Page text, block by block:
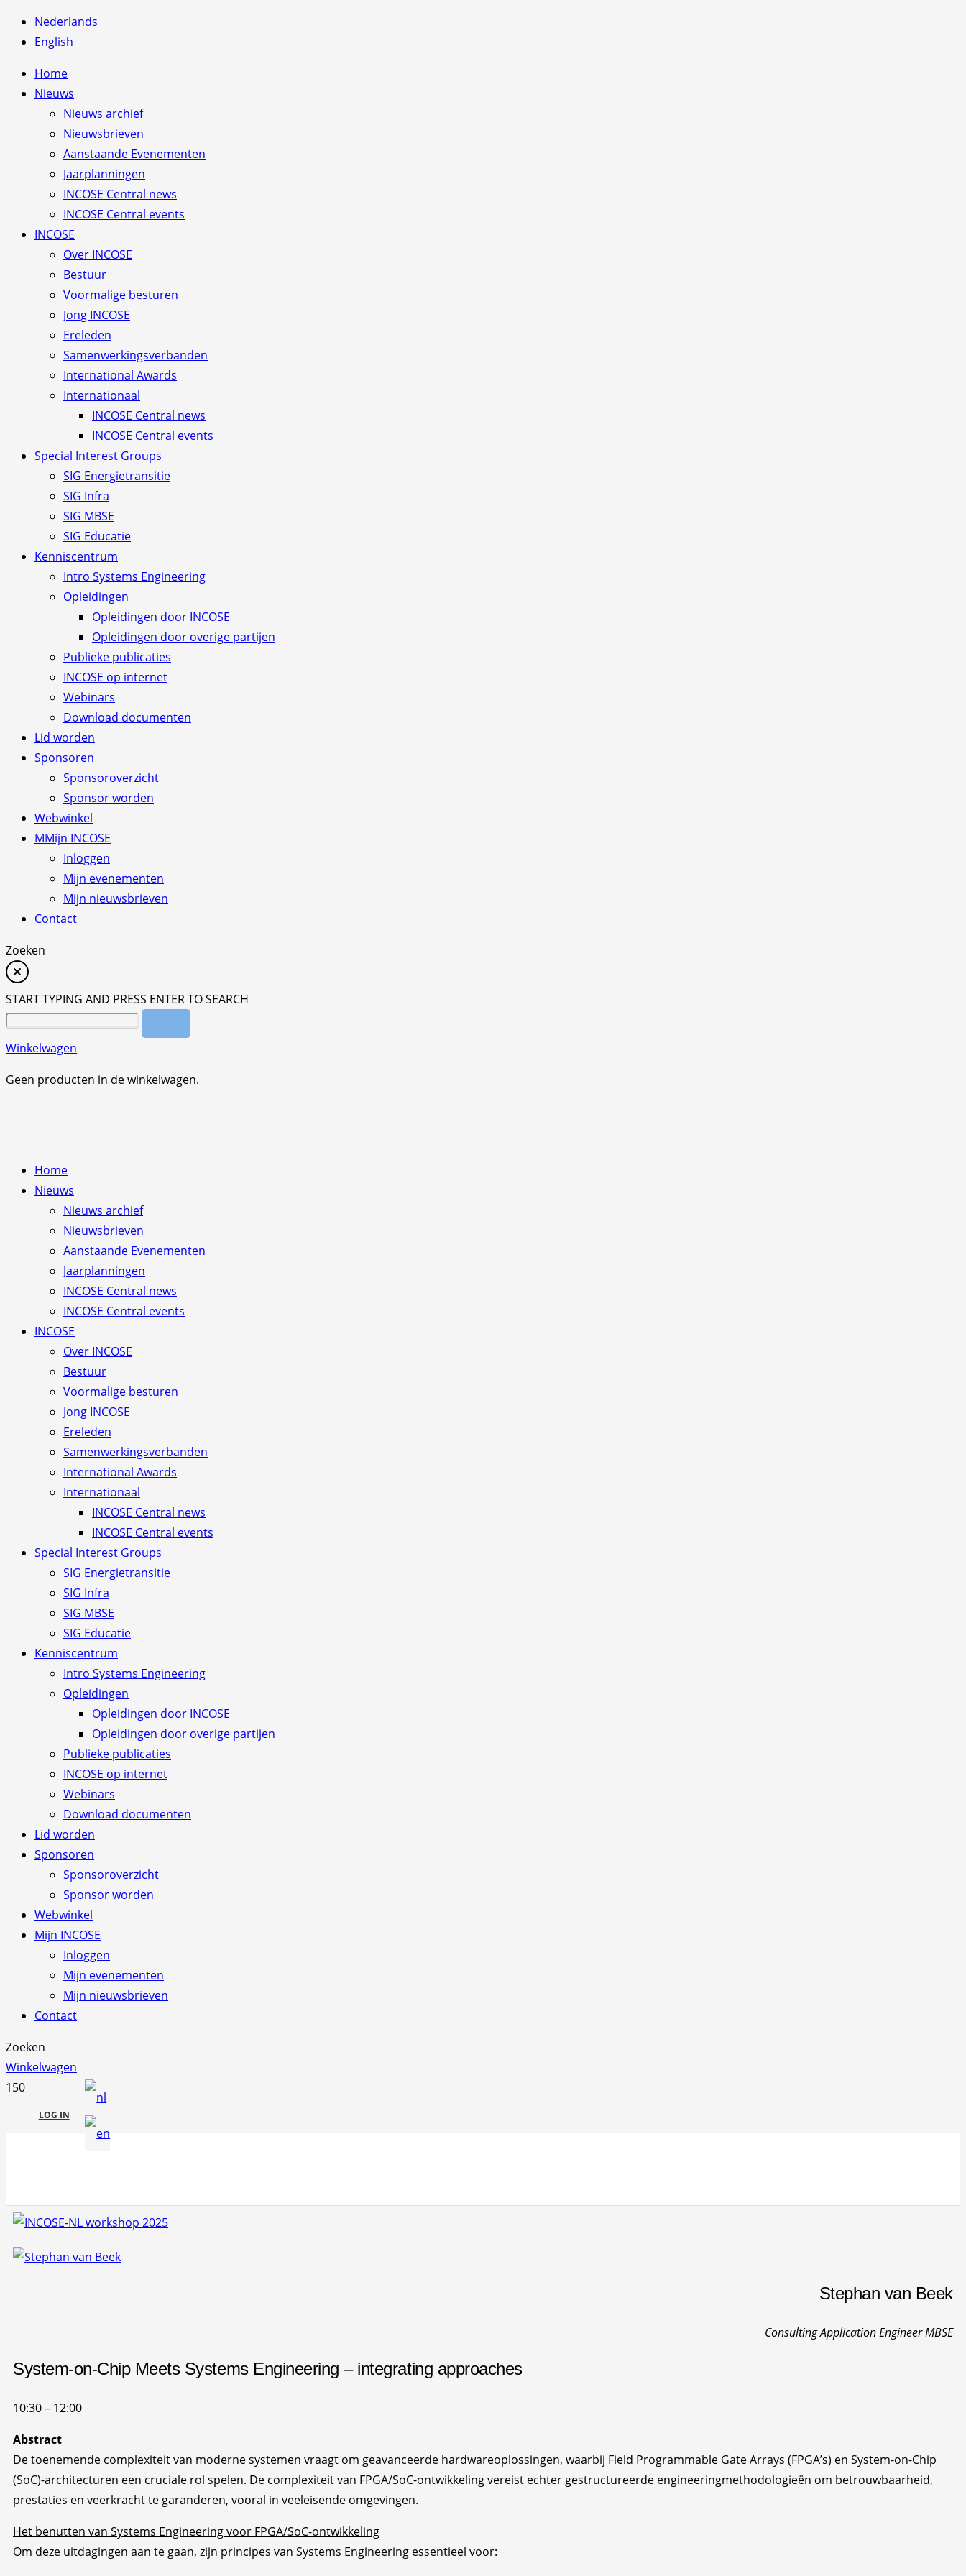
Nederlands
English
Home
Nieuws
Nieuws archief
Nieuwsbrieven
Aanstaande Evenementen
Jaarplanningen
INCOSE Central news
INCOSE Central events
INCOSE
Over INCOSE
Bestuur
Voormalige besturen
Jong INCOSE
Ereleden
Samenwerkingsverbanden
International Awards
Internationaal
INCOSE Central news
INCOSE Central events
Special Interest Groups
SIG Energietransitie
SIG Infra
SIG MBSE
SIG Educatie
Kenniscentrum
Intro Systems Engineering
Opleidingen
Opleidingen door INCOSE
Opleidingen door overige partijen
Publieke publicaties
INCOSE op internet
Webinars
Download documenten
Lid worden
Sponsoren
Sponsoroverzicht
Sponsor worden
Webwinkel
MMijn INCOSE
Inloggen
Mijn evenementen
Mijn nieuwsbrieven
Contact
Zoeken
START TYPING AND PRESS ENTER TO SEARCH
Winkelwagen
Geen producten in de winkelwagen.
Home
Nieuws
Nieuws archief
Nieuwsbrieven
Aanstaande Evenementen
Jaarplanningen
INCOSE Central news
INCOSE Central events
INCOSE
Over INCOSE
Bestuur
Voormalige besturen
Jong INCOSE
Ereleden
Samenwerkingsverbanden
International Awards
Internationaal
INCOSE Central news
INCOSE Central events
Special Interest Groups
SIG Energietransitie
SIG Infra
SIG MBSE
SIG Educatie
Kenniscentrum
Intro Systems Engineering
Opleidingen
Opleidingen door INCOSE
Opleidingen door overige partijen
Publieke publicaties
INCOSE op internet
Webinars
Download documenten
Lid worden
Sponsoren
Sponsoroverzicht
Sponsor worden
Webwinkel
Mijn INCOSE
Inloggen
Mijn evenementen
Mijn nieuwsbrieven
Contact
Zoeken
Winkelwagen
LOG IN
Stephan van Beek
Consulting Application Engineer MBSE
System-on-Chip Meets Systems Engineering – integrating approaches
10:30 – 12:00
Abstract
De toenemende complexiteit van moderne systemen vraagt om geavanceerde hardwareoplossingen, waarbij Field Programmable Gate Arrays (FPGA’s) en System-on-Chip
(SoC)-architecturen een cruciale rol spelen. De complexiteit van FPGA/SoC-ontwikkeling vereist echter gestructureerde engineeringmethodologieën om betrouwbaarheid,
prestaties en veerkracht te garanderen, vooral in veeleisende omgevingen.
Het benutten van Systems Engineering voor FPGA/SoC-ontwikkeling
Om deze uitdagingen aan te gaan, zijn principes van Systems Engineering essentieel voor: